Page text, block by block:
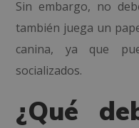
Sin embargo, no
también juega un
canina, ya que
socializados.
¿Qué